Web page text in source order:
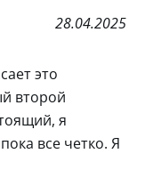
28.04.2025
это
второй
я
все четко. Я